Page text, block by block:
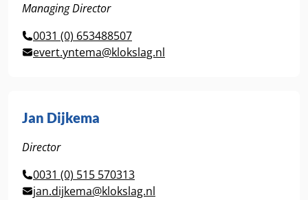
Managing Director
0031 (0) 653488507
evert.yntema@klokslag.nl
Jan Dijkema
Director
0031 (0) 515 570313
jan.dijkema@klokslag.nl